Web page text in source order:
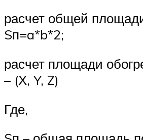
расчет общей
Sп=a*b*2;
расчет площади
– (Х, Y, Z)
Где,